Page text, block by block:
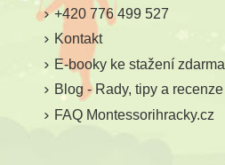
+420 776 499 527
Kontakt
E-booky ke stažení zdarma
Blog - Rady, tipy a recenze
FAQ Montessorihracky.cz